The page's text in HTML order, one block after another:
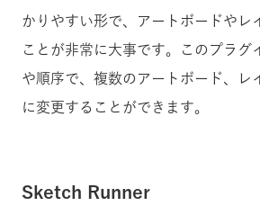
かりやすい形で、アートボードやレ
ことが非常に大事です。このプラグ
や順序で、複数のアートボード、レ
に変更することができます。
Sketch Runner